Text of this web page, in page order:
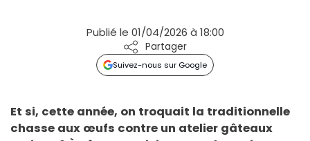
Publié le 01/04/2026 à 18:00
Partager
Suivez-nous sur Google
Et si, cette année, on troquait la traditionnelle
chasse aux œufs contre un atelier gâteaux